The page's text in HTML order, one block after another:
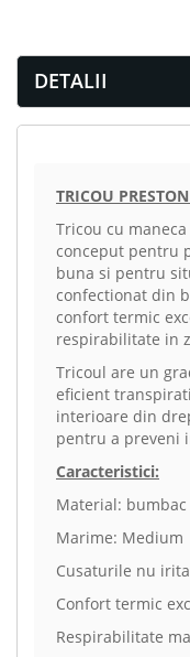
DETALII
TRICOU
Tricou cu
conceput pentru
buna si pentru
confectionat din
confort termic
respirabilitate in
Tricoul are un
eficient
interioare din
pentru a preveni
Caracteristici:
Material: bumbac
Marime: Medium
Cusaturile nu
Confort termic
Respirabilitate